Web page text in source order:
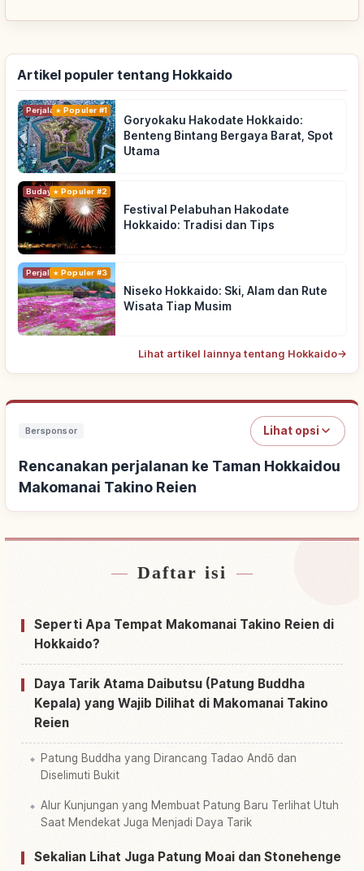
Artikel populer tentang Hokkaido
PerjalananPopuler #1
Goryokaku Hakodate Hokkaido:
Benteng Bintang Bergaya Barat, Spot
Utama
Budaya Tradisional
Populer #2
Festival Pelabuhan Hakodate
Hokkaido: Tradisi dan Tips
PerjalananPopuler #3
Niseko Hokkaido: Ski, Alam dan Rute
Wisata Tiap Musim
Lihat artikel lainnya tentang Hokkaido→
Bersponsor Lihat opsi
Rencanakan perjalanan ke Taman Hokkaidou
Makomanai Takino Reien
Cari penginapan dekat Taman Hokkaidou
Cari aktivitas di Taman Hokkaidou Makomanai
Daftar isi
Seperti Apa Tempat Makomanai Takino Reien di
Hokkaido?
Daya Tarik Atama Daibutsu (Patung Buddha
Kepala) yang Wajib Dilihat di Makomanai Takino
Reien
Patung Buddha yang Dirancang Tadao Andō dan
Diselimuti Bukit
Alur Kunjungan yang Membuat Patung Baru Terlihat Utuh
Saat Mendekat Juga Menjadi Daya Tarik
Sekalian Lihat Juga Patung Moai dan Stonehenge